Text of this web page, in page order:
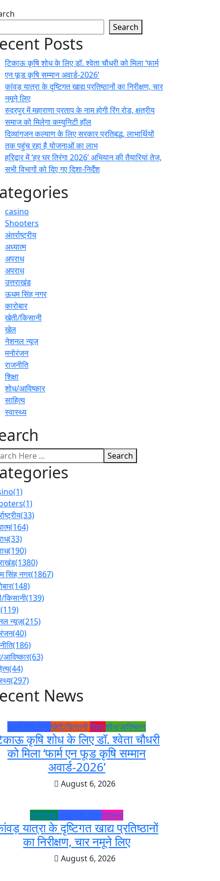
Search
Posts
टिकाऊ कृषि शोध के लिए डॉ. श्वेता चौधरी को मिला ‘फार्म
एन फूड कृषि सम्मान अवार्ड-2026’
कांवड़ यात्रा के दृष्टिगत खाद्य प्रतिष्ठानों का निरीक्षण, चार
नमूने लिए
रुद्रपुर में महाराणा प्रताप के नाम होगी रिंग रोड, क्षत्रीय
समाज को मिलेगा कम्युनिटी हॉल
दिव्यांगजन कल्याण के लिए सरकार प्रतिबद्ध, लाभार्थियों
तक पहुंच रहा है योजनाओं का लाभ
हरिद्वार में ‘हर घर तिरंगा 2026’ अभियान की तैयारियां तेज,
सभी विभागों को दिए गए दिशा-निर्देश
casino
Shooters
अंतर्राष्ट्रीय
अध्यात्म
अपराध
अपराध
उत्तराखंड
ऊधम सिंह नगर
कारोबार
खेती/किसानी
खेल
नेशनल न्यूज़
मनोरंजन
राजनीति
शिक्षा
शोध/आविष्कार
साहित्य
स्वास्थ्य
Search
(1)
(1)
(33)
(164)
(33)
(190)
(1380)
सिंह नगर(1867)
(148)
किसानी(139)
(119)
न्यूज़(215)
(40)
(186)
आविष्कार(63)
(44)
(297)
News
ऊधम सिंह नगरखेती/किसानीशिक्षाशोध/आविष्कार
कृषि शोध के लिए डॉ. श्वेता चौधरी
को मिला ‘फार्म एन फूड कृषि सम्मान
अवार्ड-2026’
August 6, 2026
उत्तराखंडऊधम सिंह नगरस्वास्थ्य
यात्रा के दृष्टिगत खाद्य प्रतिष्ठानों
का निरीक्षण, चार नमूने लिए
August 6, 2026